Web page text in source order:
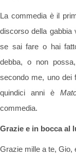
La commedia è il
discorso della
se sai fare o hai
debba, o non
secondo me, uno dei
quindici anni è
commedia.
Grazie e in bocca al
Grazie mille a te, Gio,